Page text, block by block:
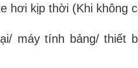
hơi kịp thời (Khi không
máy tính bảng/ thiết